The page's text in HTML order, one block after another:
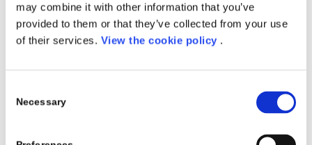
may combine it with other information that you’ve
provided to them or that they’ve collected from your use
of their services. View the cookie policy .
Selection
Necessary
For customers, Certified for Microsoft Dynamics
helps identify Microsoft Dynamics solutions that have
been tested for compatibility, meet high quality
step in elevating the standard for partner-developed
software solutions for industry-specific business